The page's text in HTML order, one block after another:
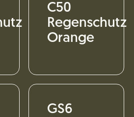
C50
Regenschutz
Orange
GS6